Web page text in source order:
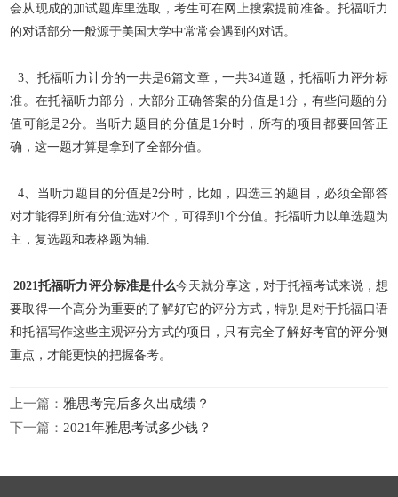
会从现成的加试题库里选取，考生可在网上搜索提前准备。托福听力
的对话部分一般源于美国大学中常常会遇到的对话。
3、托福听力计分的一共是6篇文章，一共34道题，托福听力评分标
准。在托福听力部分，大部分正确答案的分值是1分，有些问题的分
值可能是2分。当听力题目的分值是1分时，所有的项目都要回答正
确 ，这一题才算是拿到了全部分值。
4、当听力题目的分值是2分时，比如，四选三的题目，必须全部答
对才能得到所有分值;选对2个，可得到1个分值。托福听力以单选题为
主，复选题和表格题为辅.
2021托福听力评分标准是什么今天就分享这，对于托福考试来说，想
要取得一个高分为重要的了解好它的评分方式，特别是对于托福口语
和托福写作这些主观评分方式的项目，只有完全了解好考官的评分侧
重点，才能更快的把握备考。
上一篇： 雅思考完后多久出成绩？
下一篇： 2021年雅思考试多少钱？